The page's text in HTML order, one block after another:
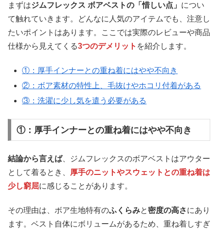
まずはジムフレックス ボアベストの「惜しい点」 につい
て触れていきます。どんなに人気のアイテムでも、注意し
たいポイントはあります。ここでは実際のレビューや商品
仕様から見えてくる3つのデメリット を紹介します。
①：厚手インナーとの重ね着にはやや不向き
②：ボア素材の特性上、毛抜けやホコリ付着がある
③：洗濯に少し気を遣う必要がある
①：厚手インナーとの重ね着にはやや不向き
結論から言えば、ジムフレックスのボアベストはアウター
として着るとき、
厚手のニットやスウェットとの重ね着は
少し窮屈に感じることがあります。
その理由は、ボア生地特有のふくらみと密度の高さにあり
ます。ベスト自体にボリュームがあるため、重ね着しすぎ